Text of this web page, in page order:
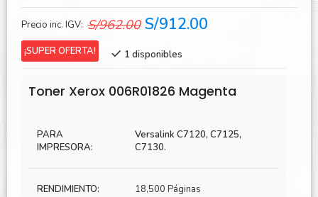
Precio inc. IGV: S/962.00 El
original
S/962.00.
S/912.00
S/912.00.
¡SUPER OFERTA! 1 disponibles
Toner Xerox 006R01826 Magenta
PARA
IMPRESORA:
Versalink C7120, C7125,
C7130.
RENDIMIENTO: 18,500 Páginas